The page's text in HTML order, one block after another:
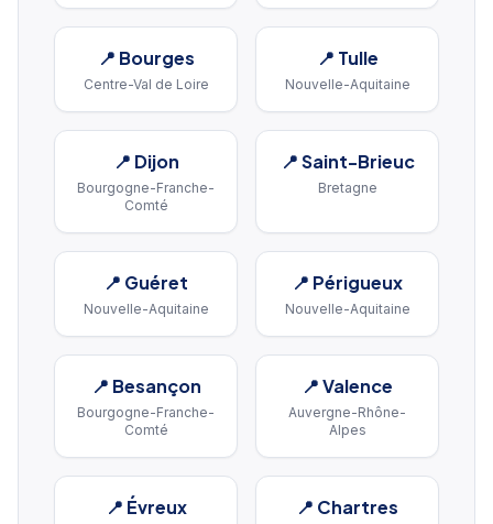
📍 Bourges
Centre-Val de Loire
📍 Tulle
Nouvelle-Aquitaine
📍 Dijon
Bourgogne-Franche-
Comté
📍Saint-Brieuc
Bretagne
📍 Guéret
Nouvelle-Aquitaine
📍 Périgueux
Nouvelle-Aquitaine
📍 Besançon
Bourgogne-Franche-
Comté
📍Valence
Auvergne-Rhône-
Alpes
📍 Évreux 📍 Chartres